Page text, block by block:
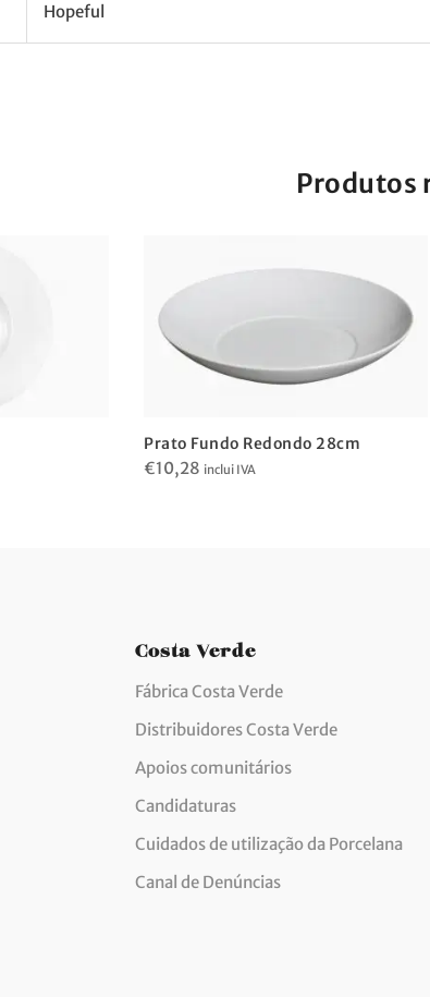
Hopeful
Produtos
Prato Fundo Redondo 28cm
€10,28 inclui IVA
Costa Verde
Fábrica Costa Verde
Distribuidores Costa Verde
Apoios comunitários
Candidaturas
Cuidados de utilização da Porcelana
Canal de Denúncias